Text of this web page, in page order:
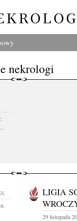
nekrologi
LIGIA
29 listopada